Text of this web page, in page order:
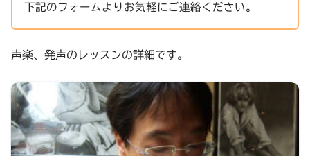
下記のフォームよりお気軽にご連絡ください。
声楽、発声のレッスンの詳細です。